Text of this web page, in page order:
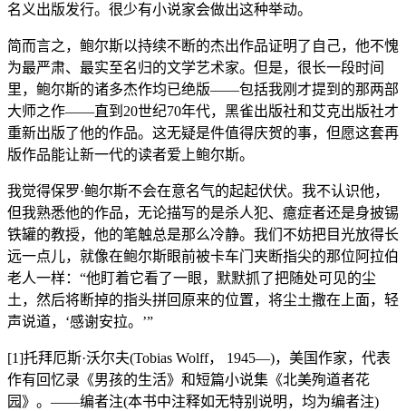
名义出版发行。很少有小说家会做出这种举动。
简而言之，鲍尔斯以持续不断的杰出作品证明了自己，他不愧
为最严肃、最实至名归的文学艺术家。但是，很长一段时间
里，鲍尔斯的诸多杰作均已绝版——包括我刚才提到的那两部
大师之作——直到20世纪70年代，黑雀出版社和艾克出版社才
重新出版了他的作品。这无疑是件值得庆贺的事，但愿这套再
版作品能让新一代的读者爱上鲍尔斯。
我觉得保罗·鲍尔斯不会在意名气的起起伏伏。我不认识他，
但我熟悉他的作品，无论描写的是杀人犯、癔症者还是身披锡
铁罐的教授，他的笔触总是那么冷静。我们不妨把目光放得长
远一点儿，就像在鲍尔斯眼前被卡车门夹断指尖的那位阿拉伯
老人一样：“他盯着它看了一眼，默默抓了把随处可见的尘
土，然后将断掉的指头拼回原来的位置，将尘土撒在上面，轻
声说道，‘感谢安拉。’”
[1]托拜厄斯·沃尔夫(Tobias Wolff， 1945—)，美国作家，代表
作有回忆录《男孩的生活》和短篇小说集《北美殉道者花
园》。——编者注(本书中注释如无特别说明，均为编者注)